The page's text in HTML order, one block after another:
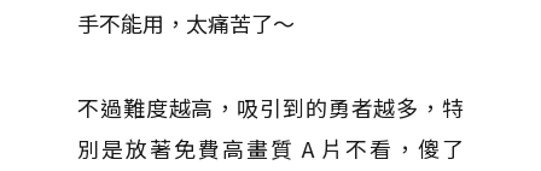
手不能用，太痛苦了～
不過難度越高，吸引到的勇者越多，特
別是放著免費高畫質 A 片不看，傻了